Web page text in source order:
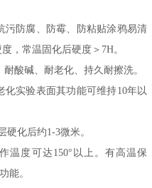
污防腐、防霉、 防粘贴涂鸦易清
，常温固化后硬度＞ 7H。
酸碱、耐老化、持久耐擦洗。
化实验表面其功能可维持10年以
硬化后约1-3微米。
温度可达 150°以上。有高温保
能。